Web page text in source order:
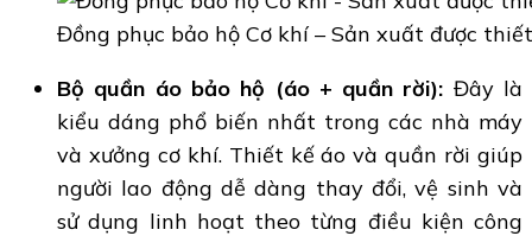
Đồng phục bảo hộ Cơ khí – Sản xuất được
Bộ quần áo bảo hộ (áo + quần rời): Đây là
kiểu dáng phổ biến nhất trong các nhà máy
và xưởng cơ khí. Thiết kế áo và quần rời giúp
người lao động dễ dàng thay đổi, vệ sinh và
sử dụng linh hoạt theo từng điều kiện công